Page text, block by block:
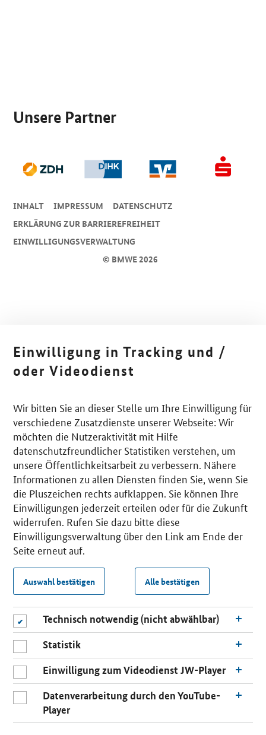
Unsere Partner
© BMWE 2026
INHALT IMPRESSUM
DA­TEN­SCHUTZ
ERKLÄRUNG ZUR BARRIEREFREIHEIT
EINWILLIGUNGSVERWALTUNG
Einwilligung in Tracking und /
oder Videodienst
Wir bitten Sie an dieser Stelle um Ihre Einwilligung für
verschiedene Zusatzdienste unserer Webseite: Wir
möchten die Nutzeraktivität mit Hilfe
datenschutzfreundlicher Statistiken verstehen, um
unsere Öffentlichkeitsarbeit zu verbessern. Nähere
Informationen zu allen Diensten finden Sie, wenn Sie
die Pluszeichen rechts aufklappen. Sie können Ihre
Einwilligungen jederzeit erteilen oder für die Zukunft
widerrufen. Rufen Sie dazu bitte diese
Einwilligungsverwaltung über den Link am Ende der
Seite erneut auf.
Auswahl bestätigen Alle bestätigen
Technisch notwendig (nicht abwählbar)
Statistik
Einwilligung zum Videodienst JW-Player
Datenverarbeitung durch den YouTube-
Player